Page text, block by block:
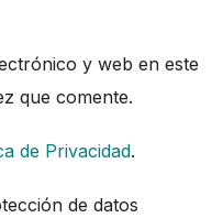
y web en este
que comente.
de Privacidad.
de datos